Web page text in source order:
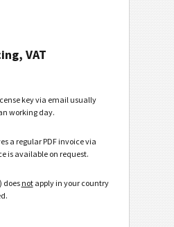
VAT
key via email usually
working day.
a regular PDF invoice via
is available on request.
does notapply in your country